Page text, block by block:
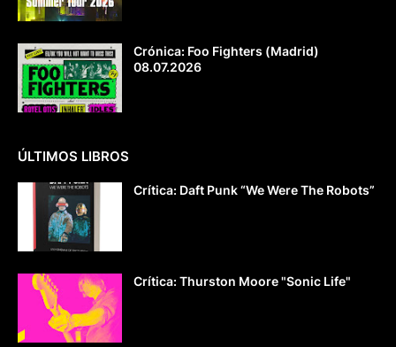
Crónica: Foo Fighters (Madrid)
08.07.2026
ÚLTIMOS LIBROS
Crítica: Daft Punk “We Were The Robots”
Crítica: Thurston Moore "Sonic Life"